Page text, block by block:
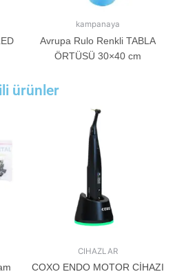
kampanaya
Avrupa Rulo Renkli TABLA
ÖRTÜSÜ 30×40 cm
ürünler
CIHAZLAR
COXO ENDO MOTOR CİHAZI